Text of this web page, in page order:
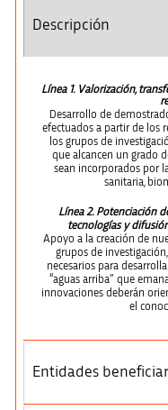
Descripción
Línea 1. Valorización,
Desarrollo de
efectuados a partir de los
los grupos de
que alcancen un grado
sean incorporados por
sanitaria,
Línea 2. Potenciación
tecnologías y
Apoyo a la creación de
grupos de
necesarios para
“aguas arriba” que
innovaciones deberán
el
Entidades